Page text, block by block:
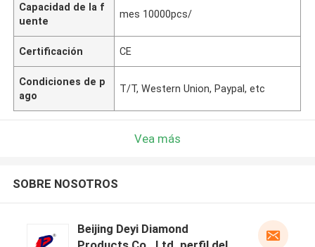
Capacidad de la f
uente
mes 10000pcs/
Certificación CE
Condiciones de p
ago
T/T, Western Union, Paypal, etc
Vea más
SOBRE NOSOTROS
Beijing Deyi Diamond